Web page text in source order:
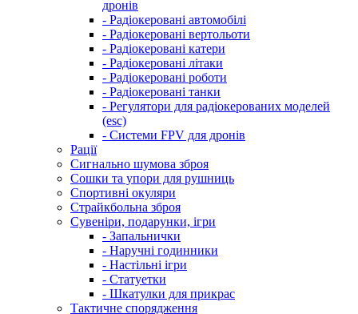
дронів
- Радіокеровані автомобілі
- Радіокеровані вертольоти
- Радіокеровані катери
- Радіокеровані літаки
- Радіокеровані роботи
- Радіокеровані танки
- Регулятори для радіокерованих моделей
(esc)
- Системи FPV для дронів
Рації
Сигнально шумова зброя
Сошки та упори для рушниць
Спортивні окуляри
Страйкбольна зброя
Сувеніри, подарунки, ігри
- Запальнички
- Наручні годинники
- Настільні ігри
- Статуетки
- Шкатулки для прикрас
Тактичне спорядження